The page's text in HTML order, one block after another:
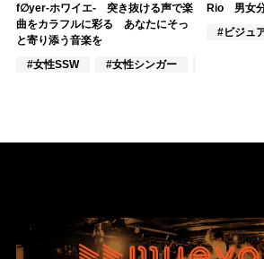
f∅yer-ホワイエ- 突き抜ける声で楽
曲をカラフルに彩る あなたにそっ
と寄り添う音楽を
#女性SSW
#女性シンガー
Rio 男女分
#ビジュ